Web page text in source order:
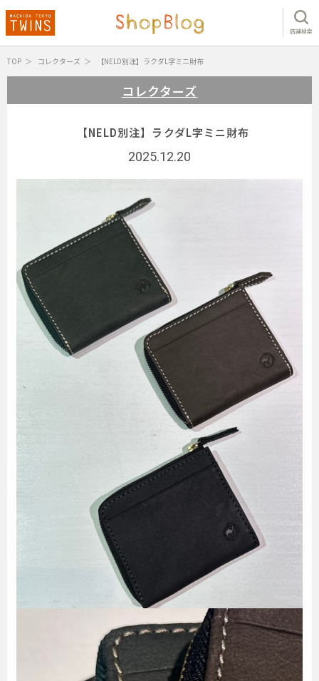
店舗検索
TOP コレクターズ 【NELD別注】ラクダL字ミニ財布
コレクターズ
【NELD別注】ラクダL字ミニ財布
2025.12.20